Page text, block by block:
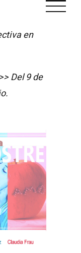
en
Del 9 de